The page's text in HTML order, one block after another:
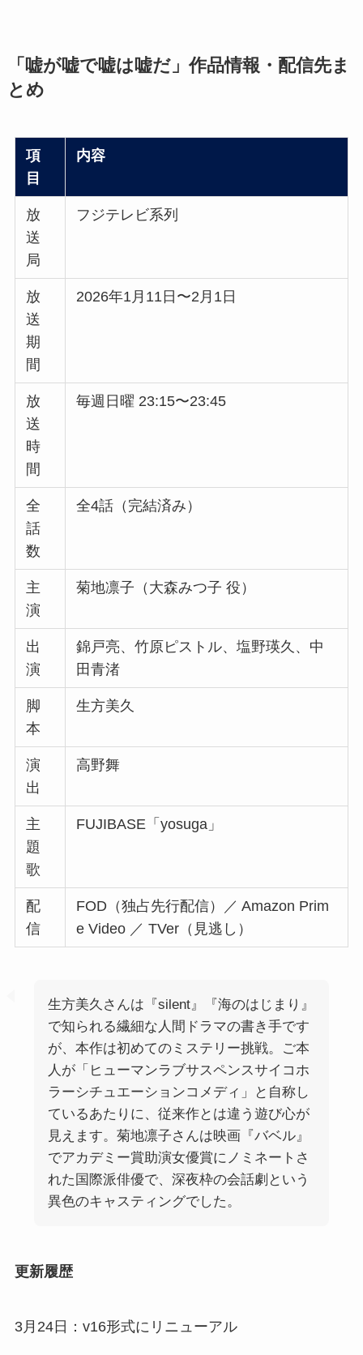
「嘘が嘘で嘘は嘘だ」作品情報・配信先ま
とめ
項
目
内容
放
送
局
フジテレビ系列
放
送
期
間
2026年1月11日〜2月1日
放
送
時
間
毎週日曜 23:15〜23:45
全
話
数
全4話（完結済み）
主
演
菊地凛子（大森みつ子 役）
出
演
錦戸亮、竹原ピストル、塩野瑛久、中
田青渚
脚
本
生方美久
演
出
高野舞
主
題
歌
FUJIBASE「yosuga」
配
信
FOD（独占先行配信）／ Amazon Prim
e Video ／ TVer（見逃し）
生方美久さんは『silent』『海のはじまり』
で知られる繊細な人間ドラマの書き手です
が、本作は初めてのミステリー挑戦。ご本
人が「ヒューマンラブサスペンスサイコホ
ラーシチュエーションコメディ」と自称し
ているあたりに、従来作とは違う遊び心が
見えます。菊地凛子さんは映画『バベル』
でアカデミー賞助演女優賞にノミネートさ
れた国際派俳優で、深夜枠の会話劇という
異色のキャスティングでした。
更新履歴
3月24日：v16形式にリニューアル